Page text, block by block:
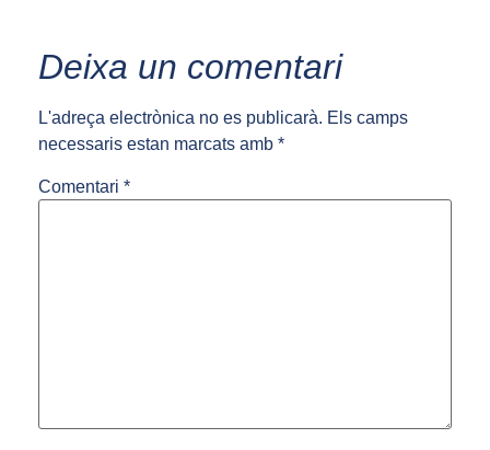
Deixa un comentari
L'adreça electrònica no es publicarà. Els camps
necessaris estan marcats amb *
Comentari *